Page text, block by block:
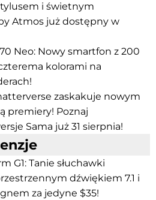
i świetnym
Atmos już dostępny w
Neo: Nowy smartfon z 200
kolorami na
zaskakuje nowym
premiery! Poznaj
Sama już 31 sierpnia!
G1: Tanie słuchawki
dźwiękiem 7.1 i
za jedyne $35!